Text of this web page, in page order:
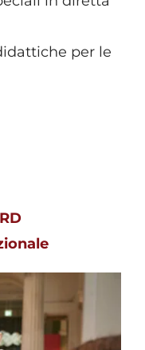
per le